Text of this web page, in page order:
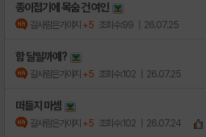
종이접기에 목숨 건 여인
갈사람은가야지 +5 조회수:99 | 26.07.25
함 달릴까예?
갈사람은가야지 +5 조회수:102 | 26.07.25
떠들지 마셈
갈사람은가야지 +5 조회수:102 | 26.07.24